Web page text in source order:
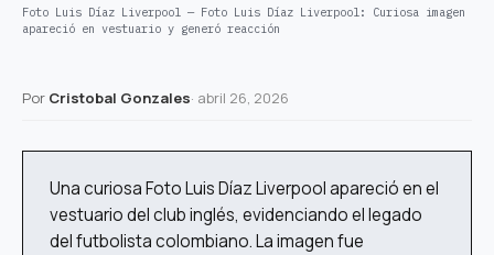
Foto Luis Díaz Liverpool — Foto Luis Díaz Liverpool: Curiosa imagen
apareció en vestuario y generó reacción
Por Cristobal Gonzales· abril 26, 2026
Una curiosa Foto Luis Díaz Liverpool apareció en el
vestuario del club inglés, evidenciando el legado
del futbolista colombiano. La imagen fue